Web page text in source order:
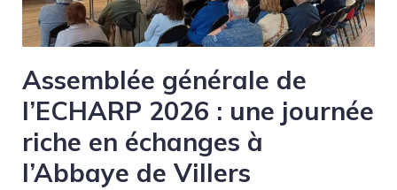
Assemblée générale de
l’ECHARP 2026 : une journée
riche en échanges à
l’Abbaye de Villers